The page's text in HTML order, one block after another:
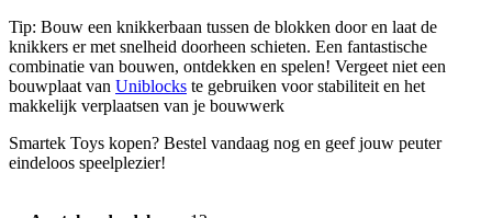
Tip: Bouw een knikkerbaan tussen de blokken door en laat de
knikkers er met snelheid doorheen schieten. Een fantastische
combinatie van bouwen, ontdekken en spelen! Vergeet niet een
bouwplaat van Uniblocks te gebruiken voor stabiliteit en het
makkelijk verplaatsen van je bouwwerk
Smartek Toys kopen? Bestel vandaag nog en geef jouw peuter
eindeloos speelplezier!